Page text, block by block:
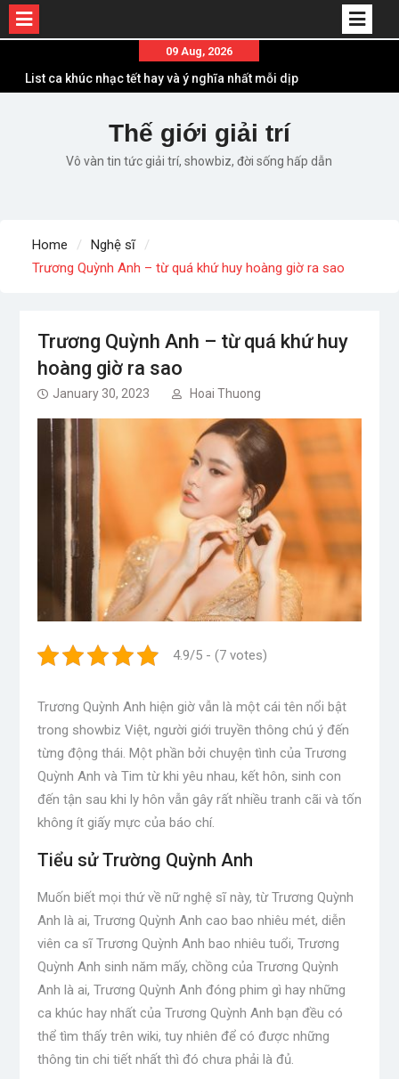
content
09 Aug, 2026
List ca khúc nhạc tết hay và ý nghĩa nhất mỗi dịp
xuân về
Em ơi lên phố – Minh Vương: Màn comeback
Những ca khúc nhạc xuân “sặc mùi” quảng cáo
nhưng vẫn ấn tượng
Lời bài hát Làm Gì Phải Hốt – Sản phẩm âm nhạc
Thế giới giải trí
Vô vàn tin tức giải trí, showbiz, đời sống hấp dẫn
Home
Nghệ sĩ
Trương Quỳnh Anh – từ quá khứ huy hoàng giờ ra sao
Trương Quỳnh Anh – từ quá khứ huy
hoàng giờ ra sao
January 30, 2023 Hoai Thuong
4.9/5 - (7 votes)
Trương Quỳnh Anh hiện giờ vẫn là một cái tên nổi bật
trong showbiz Việt, người giới truyền thông chú ý đến
từng động thái. Một phần bởi chuyện tình của Trương
Quỳnh Anh và Tim từ khi yêu nhau, kết hôn, sinh con
đến tận sau khi ly hôn vẫn gây rất nhiều tranh cãi và tốn
không ít giấy mực của báo chí.
Tiểu sử Trường Quỳnh Anh
Muốn biết mọi thứ về nữ nghệ sĩ này, từ Trương Quỳnh
Anh là ai, Trương Quỳnh Anh cao bao nhiêu mét, diễn
viên ca sĩ Trương Quỳnh Anh bao nhiêu tuổi, Trương
Quỳnh Anh sinh năm mấy, chồng của Trương Quỳnh
Anh là ai, Trương Quỳnh Anh đóng phim gì hay những
ca khúc hay nhất của Trương Quỳnh Anh bạn đều có
thể tìm thấy trên wiki, tuy nhiên để có được những
thông tin chi tiết nhất thì đó chưa phải là đủ.